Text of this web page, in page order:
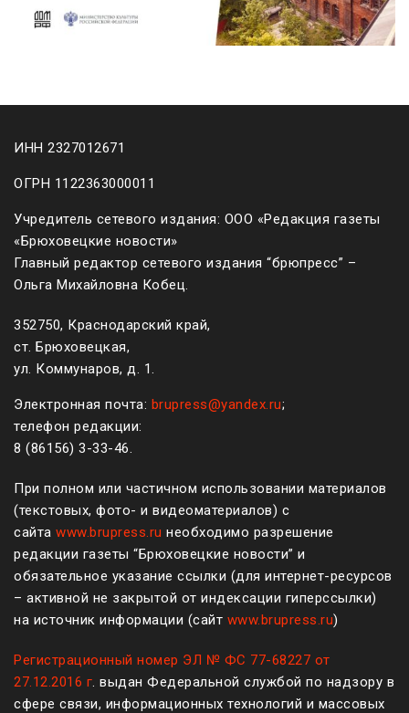
ИНН 2327012671
ОГРН 1122363000011
Учредитель сетевого издания: ООО «Редакция газеты
«Брюховецкие новости»
Главный редактор сетевого издания “брюпресс” –
Ольга Михайловна Кобец.
352750, Краснодарский край,
ст. Брюховецкая,
ул. Коммунаров, д. 1.
Электронная почта: brupress@yandex.ru;
телефон редакции:
8 (861 56) 3-33-46.
При полном или частичном использовании материалов
(текстовых, фото- и видеоматериалов) с
сайта www.brupress.ru необходимо разрешение
редакции газеты “Брюховецкие новости” и
обязательное указание ссылки (для интернет-ресурсов
– активной не закрытой от индексации гиперссылки)
на источник информации (сайт www.brupress.ru)
Регистрационный номер ЭЛ № ФС 77-68227 от
27.12.2016 г. выдан Федеральной службой по надзору в
сфере связи, информационных технологий и массовых